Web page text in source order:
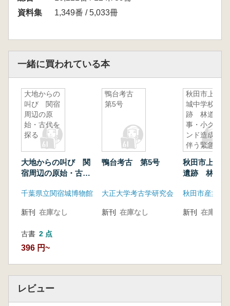
資料集
1,349番 / 5,033冊
一緒に買われている本
大地からの
叫び 関宿
周辺の原
始・古代を
探る
大地からの叫び 関
宿周辺の原始・古代
千葉県立関宿城博物館
新刊 在庫なし
古書 2 点
396 円~
鴨台考古
第5号
鴨台考古 第5号
大正大学考古学研究会
新刊 在庫なし
秋田市上新
城中学校遺
跡 林道工
事・小グラ
ンド造成に
伴う緊急発
書
秋田市上新
遺跡 林道工
緊急発掘調
新刊 在庫なし
レビュー